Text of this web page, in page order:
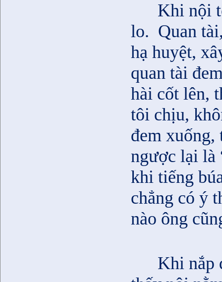
Khi nội
lo. Quan
hạ huyệt,
quan tài
hài cốt lên,
tôi chịu,
đem
ngược lại là
khi tiếng
chẳng có ý
nào ông
Khi nắp